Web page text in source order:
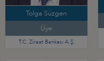
Tolga Süzgen
Üye
T.C. Ziraat Bankası A.Ş.